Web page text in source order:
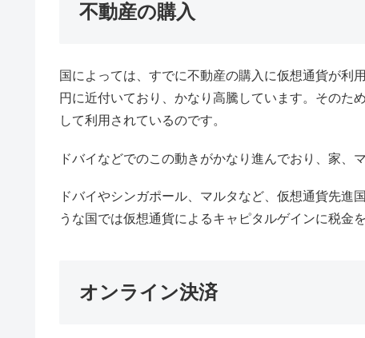
不動産の購入
国によっては、すでに不動産の購入に仮想通貨が利
円に近付いており、かなり高騰しています。そのた
して利用されているのです。
ドバイなどでのこの動きがかなり進んでおり、家、
ドバイやシンガポール、マルタなど、仮想通貨先進
うな国では仮想通貨によるキャピタルゲインに税金
オンライン決済